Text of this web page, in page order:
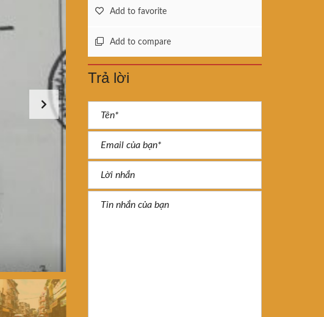
Add to favorite
Add to compare
Trả lời